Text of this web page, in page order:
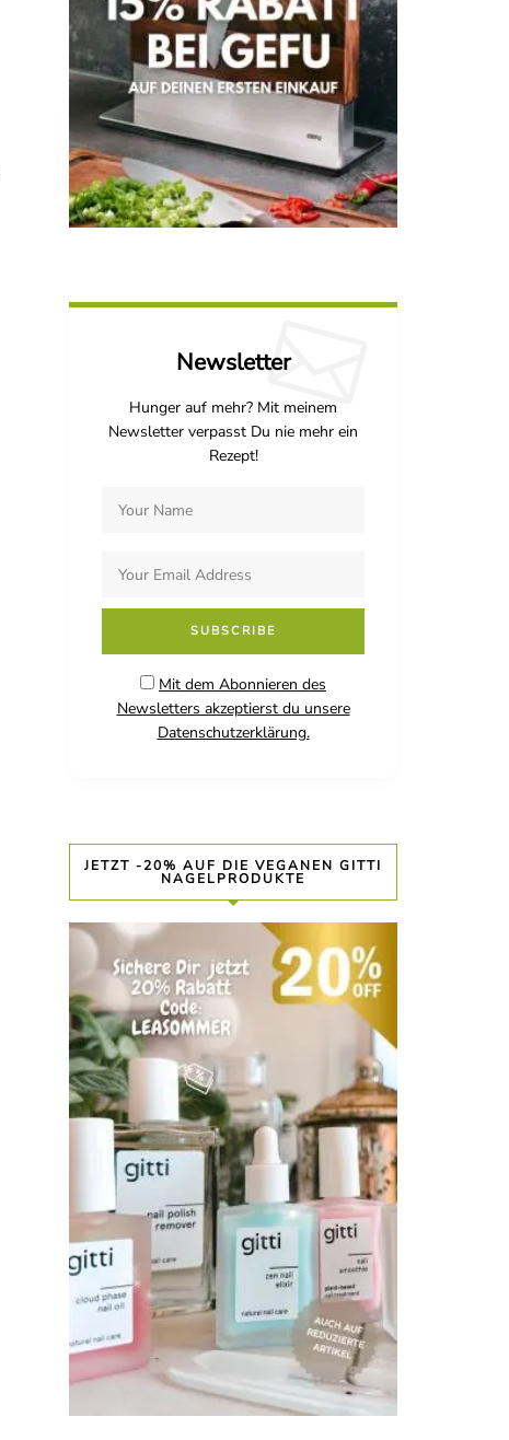
Newsletter
Hunger auf mehr? Mit meinem
Newsletter verpasst Du nie mehr ein
Rezept!
Mit dem Abonnieren des
Newsletters akzeptierst du unsere
Datenschutzerklärung.
JETZT -20% AUF DIE VEGANEN GITTI
NAGELPRODUKTE